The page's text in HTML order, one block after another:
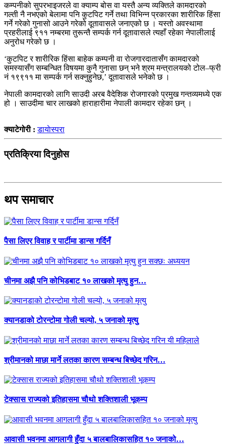
कम्पनीको सुपरभाइजरले वा क्याम्प बोस वा यस्तै अन्य व्यक्तिले कामदारको
गल्ती नै नभएको बेलामा पनि कुटपिट गर्ने तथा विभिन्न प्रकारका शारीरिक हिंसा
गर्ने गरेको गुनासो आउने गरेको दूतावासले जनाएको छ । यस्तो अवस्थामा
प्रहरीलाई ९११ नम्बरमा तुरून्तै सम्पर्क गर्न दूतावासले त्यहाँ रहेका नेपालीलाई
अनुरोध गरेको छ ।
‘कुटपिट र शारीरिक हिंसा बाहेक कम्पनी वा रोजगारदातासँग कामदारको
समस्यासँग सम्बन्धित विषयमा कुनै गुनासा छन् भने श्रम मन्त्रालयको टोल–फ्री
नं १९९११ मा सम्पर्क गर्न सक्नुहुनेछ,’ दूतावासले भनेको छ ।
नेपाली कामदारको लागि साउदी अरब वैदेशिक रोजगारको प्रमुख गन्तव्यमध्ये एक
हो । साउदीमा चार लाखको हाराहारीमा नेपाली कामदार रहेका छन् ।
क्याटेगोरी :डायाेस्परा
प्रतिक्रिया दिनुहोस
थप समाचार
पैसा लिएर विवाह र पार्टीमा डान्स गर्दिनँ
चीनमा अझै पनि कोभिडबाट १० लाखको मृत्यु हुन…
क्यानडाको टोरन्टोमा गोली चल्यो, ५ जनाको मृत्यु
श्रीमानको माछा मार्ने लतका कारण सम्बन्ध बिच्छेद गरिन…
टेक्सास राज्यको इतिहासमा चौथो शक्तिशाली भूकम्प
आवासी भवनमा आगलागी हुँदा ५ बालबालिकासहित १० जनाको…